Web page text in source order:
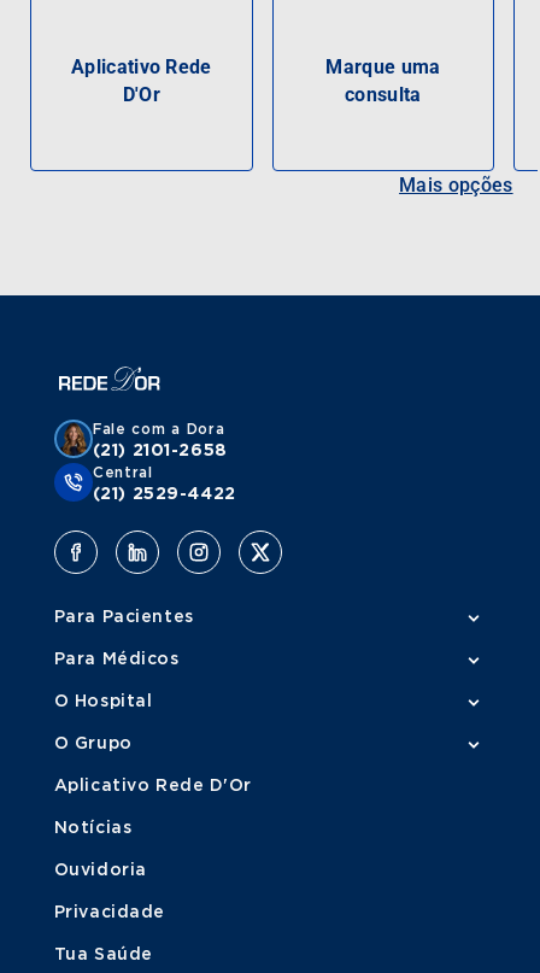
Aplicativo Rede
D'Or
Marque uma
consulta
Mais opções
Fale com a Dora
(21) 2101-2658
Central
(21) 2529-4422
Para Pacientes
Para Médicos
O Hospital
O Grupo
Aplicativo Rede D'Or
Notícias
Ouvidoria
Privacidade
Tua Saúde